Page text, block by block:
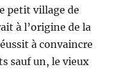
petit village de
à l’origine de la
à convaincre
sauf un, le vieux